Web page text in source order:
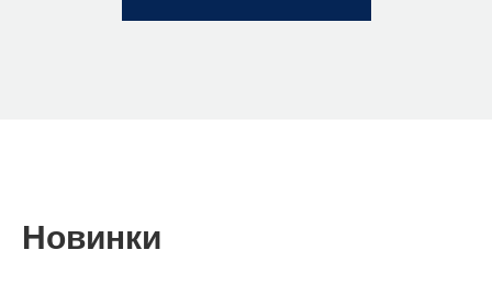
Новинки